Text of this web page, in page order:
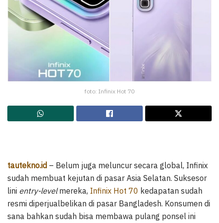
foto: Infinix Hot 70
tautekno.id – Belum juga meluncur secara global, Infinix
sudah membuat kejutan di pasar Asia Selatan. Suksesor
lini entry-levelmereka, Infinix Hot 70 kedapatan sudah
resmi diperjualbelikan di pasar Bangladesh. Konsumen di
sana bahkan sudah bisa membawa pulang ponsel ini